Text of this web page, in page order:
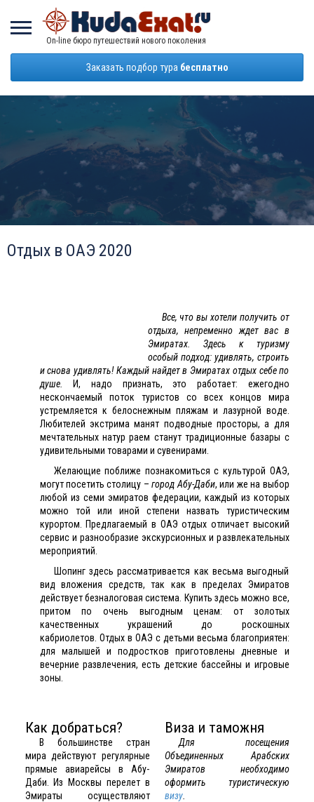
On-line бюро путешествий нового поколения
Заказать подбор тура бесплатно
Отдых в ОАЭ 2020
Все, что вы хотели получить от
отдыха, непременно ждет вас в
Эмиратах. Здесь к туризму
особый подход: удивлять, строить
и снова удивлять! Каждый найдет в Эмиратах отдых себе по
душе.
И, надо признать, это работает: ежегодно
нескончаемый поток туристов со всех концов мира
устремляется к белоснежным пляжам и лазурной воде.
Любителей экстрима манят подводные просторы, а для
мечтательных натур раем станут традиционные базары с
удивительными товарами и сувенирами.
Желающие поближе познакомиться с культурой ОАЭ,
могут посетить столицу –город Абу-Даби, или же на выбор
любой из семи эмиратов федерации, каждый из которых
можно той или иной степени назвать туристическим
курортом. Предлагаемый в ОАЭ отдых отличает высокий
сервис и разнообразие экскурсионных и развлекательных
мероприятий.
Шопинг здесь рассматривается как весьма выгодный
вид вложения средств, так как в пределах Эмиратов
действует безналоговая система. Купить здесь можно все,
притом по очень выгодным ценам: от золотых
качественных украшений до роскошных
кабриолетов. Отдых в ОАЭ с детьми весьма благоприятен:
для малышей и подростков приготовлены дневные и
вечерние развлечения, есть детские бассейны и игровые
зоны.
Как добраться?
В большинстве стран
мира действуют регулярные
прямые авиарейсы в Абу-
Даби. Из Москвы перелет в
Эмираты осуществляют
Виза и таможня
Для посещения
Объединенных Арабских
Эмиратов необходимо
оформить туристическую
визу.